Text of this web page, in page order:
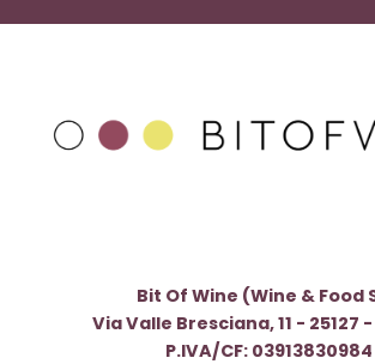
Bit Of Wine (Wine & Food
Via Valle Bresciana, 11 - 25127
P.IVA/CF: 03913830984